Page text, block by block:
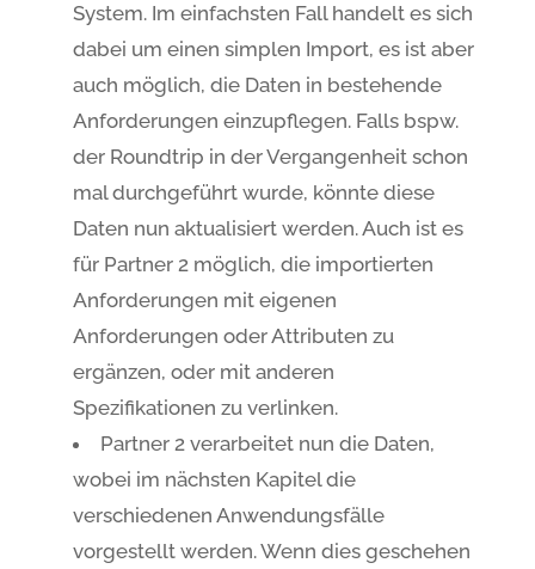
System. Im einfachsten Fall handelt es sich
dabei um einen simplen Import, es ist aber
auch möglich, die Daten in bestehende
Anforderungen einzupflegen. Falls bspw.
der Roundtrip in der Vergangenheit schon
mal durchgeführt wurde, könnte diese
Daten nun aktualisiert werden. Auch ist es
für Partner 2 möglich, die importierten
Anforderungen mit eigenen
Anforderungen oder Attributen zu
ergänzen, oder mit anderen
Spezifikationen zu verlinken.
Partner 2 verarbeitet nun die Daten,
wobei im nächsten Kapitel die
verschiedenen Anwendungsfälle
vorgestellt werden. Wenn dies geschehen